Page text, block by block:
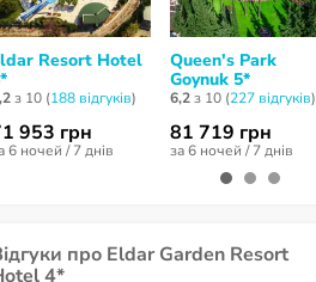
Resort Hotel
з 10 (188 відгуків)
953 грн
6 ночей / 7 днів
Queen's Park
Goynuk 5*
6,2з 10 (227 відгуків)
81 719 грн
за 6 ночей / 7 днів
про Eldar Garden Resort
4*